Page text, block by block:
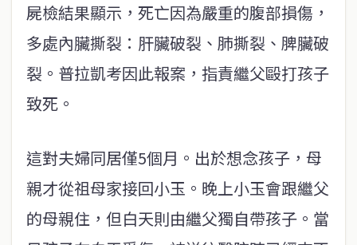
屍檢結果顯示，死亡因為嚴重的腹部損傷，
多處內臟撕裂：肝臟破裂、肺撕裂、脾臟破
裂。普拉凱考因此報案，指責繼父毆打孩子
致死。
這對夫婦同居僅5個月。出於想念孩子，母
親才從祖母家接回小玉。晚上小玉會跟繼父
的母親住，但白天則由繼父獨自帶孩子。當